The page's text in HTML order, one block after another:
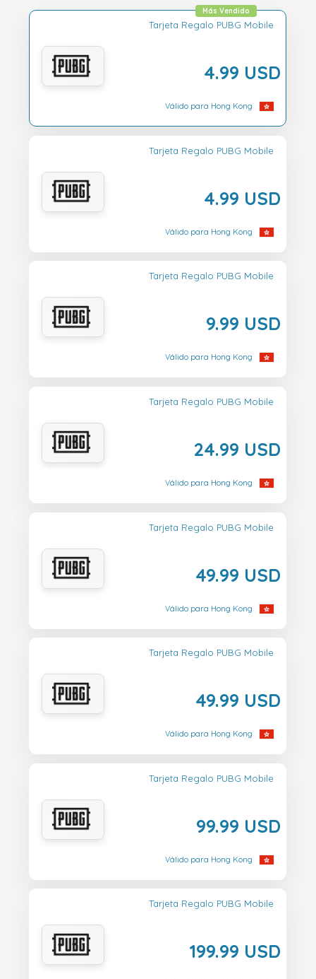
Tarjeta Regalo PUBG Mobile
4.99 USD
Más Vendido
Válido para Hong Kong
Tarjeta Regalo PUBG Mobile
4.99 USD
Válido para Hong Kong
Tarjeta Regalo PUBG Mobile
9.99 USD
Válido para Hong Kong
Tarjeta Regalo PUBG Mobile
24.99 USD
Válido para Hong Kong
Tarjeta Regalo PUBG Mobile
49.99 USD
Válido para Hong Kong
Tarjeta Regalo PUBG Mobile
49.99 USD
Válido para Hong Kong
Tarjeta Regalo PUBG Mobile
99.99 USD
Válido para Hong Kong
Tarjeta Regalo PUBG Mobile
199.99 USD